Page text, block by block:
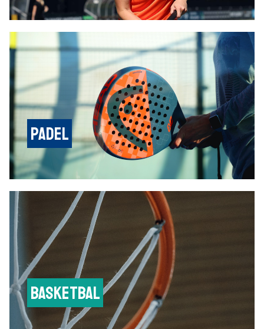
padel
basketbal